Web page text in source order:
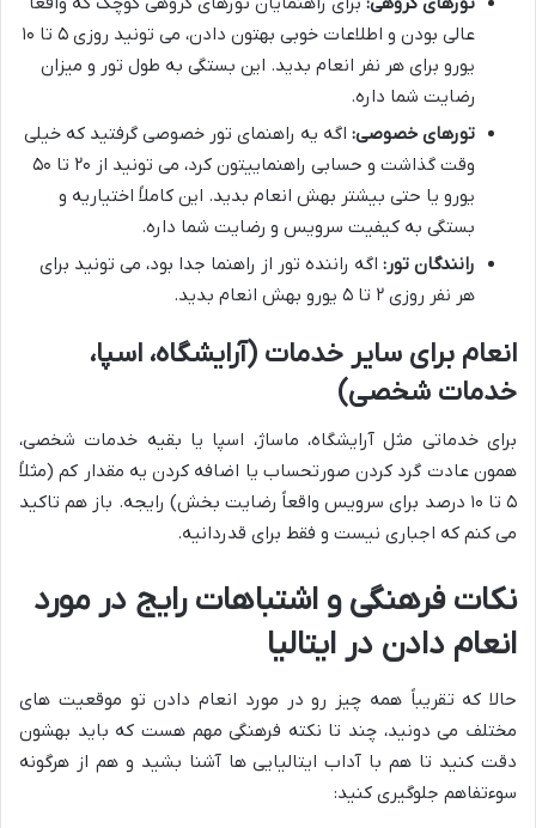
عالی بودن و اطلاعات خوبی بهتون دادن، می تونید روزی ۵ تا ۱۰
یورو برای هر نفر انعام بدید. این بستگی به طول تور و میزان
رضایت شما داره.
تورهای خصوصی: اگه یه راهنمای تور خصوصی گرفتید که خیلی
وقت گذاشت و حسابی راهنماییتون کرد، می تونید از ۲۰ تا ۵۰
یورو یا حتی بیشتر بهش انعام بدید. این کاملاً اختیاریه و
بستگی به کیفیت سرویس و رضایت شما داره.
رانندگان تور: اگه راننده تور از راهنما جدا بود، می تونید برای
هر نفر روزی ۲ تا ۵ یورو بهش انعام بدید.
انعام برای سایر خدمات (آرایشگاه، اسپا،
خدمات شخصی)
برای خدماتی مثل آرایشگاه، ماساژ، اسپا یا بقیه خدمات شخصی،
همون عادت گرد کردن صورتحساب یا اضافه کردن یه مقدار کم (مثلاً
۵ تا ۱۰ درصد برای سرویس واقعاً رضایت بخش) رایجه. باز هم تاکید
می کنم که اجباری نیست و فقط برای قدردانیه.
نکات فرهنگی و اشتباهات رایج در مورد
انعام دادن در ایتالیا
حالا که تقریباً همه چیز رو در مورد انعام دادن تو موقعیت های
مختلف می دونید، چند تا نکته فرهنگی مهم هست که باید بهشون
دقت کنید تا هم با آداب ایتالیایی ها آشنا بشید و هم از هرگونه
سوءتفاهم جلوگیری کنید: